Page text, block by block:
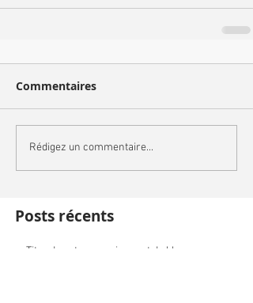
Commentaires
Rédigez un commentaire...
Posts récents
Titre de votre premier post de blog